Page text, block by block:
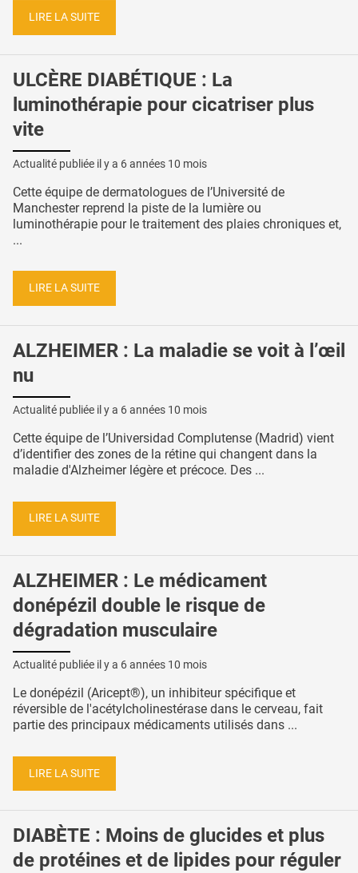
LIRE LA SUITE
ULCÈRE DIABÉTIQUE : La
luminothérapie pour cicatriser plus
vite
Actualité publiée il y a 6 années 10 mois
Cette équipe de dermatologues de l’Université de
Manchester reprend la piste de la lumière ou
luminothérapie pour le traitement des plaies chroniques et,
...
LIRE LA SUITE
ALZHEIMER : La maladie se voit à l’œil
nu
Actualité publiée il y a 6 années 10 mois
Cette équipe de l’Universidad Complutense (Madrid) vient
d’identifier des zones de la rétine qui changent dans la
maladie d'Alzheimer légère et précoce. Des ...
LIRE LA SUITE
ALZHEIMER : Le médicament
donépézil double le risque de
dégradation musculaire
Actualité publiée il y a 6 années 10 mois
Le donépézil (Aricept®), un inhibiteur spécifique et
réversible de l'acétylcholinestérase dans le cerveau, fait
partie des principaux médicaments utilisés dans ...
LIRE LA SUITE
DIABÈTE : Moins de glucides et plus
de protéines et de lipides pour réguler